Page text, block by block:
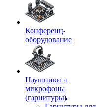
Конференц-
оборудование
Наушники и
микрофоны
(гарнитуры)